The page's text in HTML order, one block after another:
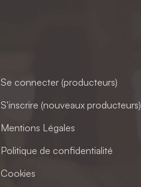
Se connecter (producteurs)
S'inscrire (nouveaux producteurs)
Mentions Légales
Politique de confidentialité
Cookies